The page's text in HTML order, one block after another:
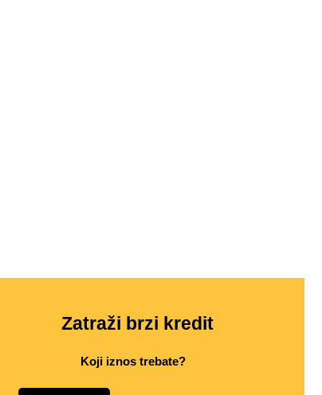
Zatraži brzi kredit
Koji iznos trebate?